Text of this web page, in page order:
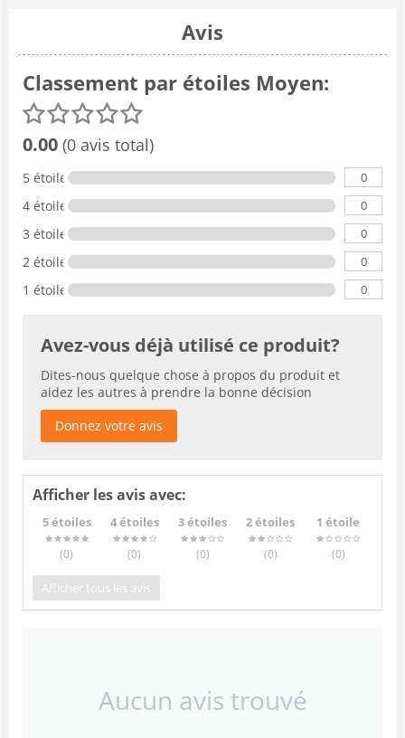
Avis
Classement par étoiles Moyen:
0.00 (0 avis total)
5 étoiles 0
4 étoiles 0
3 étoiles 0
2 étoiles 0
1 étoile 0
Avez-vous déjà utilisé ce produit?
Dites-nous quelque chose à propos du produit et
aidez les autres à prendre la bonne décision
Donnez votre avis
Afficher les avis avec:
5 étoiles
(0)
4 étoiles
(0)
3 étoiles
(0)
2 étoiles
(0)
1 étoile
(0)
Afficher tous les avis
Aucun avis trouvé